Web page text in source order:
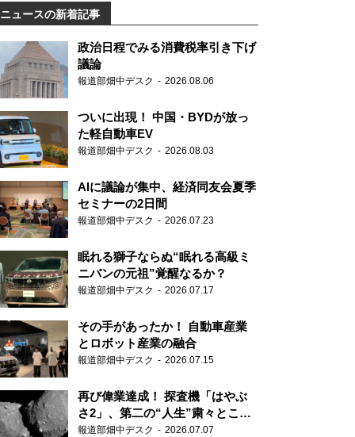
ニュースの新着記事
政治日程でみる消費税率引き下げ
議論
報道部畑中デスク 2026.08.06
ついに出現！ 中国・BYDが放っ
た軽自動車EV
報道部畑中デスク 2026.08.03
AIに議論が集中、経済同友会夏季
セミナーの2日間
報道部畑中デスク 2026.07.23
眠れる獅子ならぬ“眠れる高級ミ
ニバンの元祖”覚醒なるか？
報道部畑中デスク 2026.07.17
その手があったか！ 自動車産業
とロボット産業の融合
報道部畑中デスク 2026.07.15
再び偉業達成！ 探査機「はやぶ
さ2」、第二の“人生”粛々とこな
す
報道部畑中デスク 2026.07.07